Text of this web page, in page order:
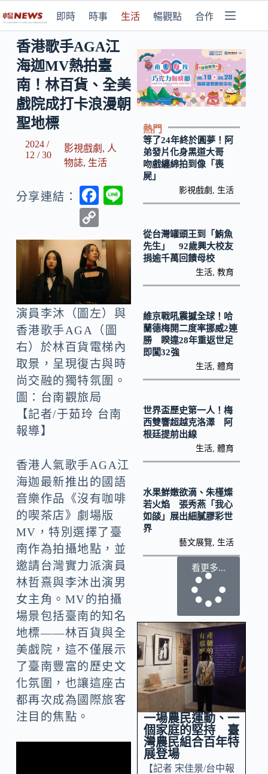
即時 時事 生活 暢觀點 合作媒體
香港歌手AGA江
海迦MV熱拍臺
南！林百貨、全美
戲院成打卡浪漫朝
聖地標
2024 /
12 / 30
影視戲劇 , 人
物誌, 生活
分享連結：
F
b
o
o
k
o
p
y
Li
n
k
演員李沐（圖左）與
香港歌手AGA（圖
右）於林百貨電梯內
取景，呈現復古與時
尚交融的獨特氛圍。
圖：台南觀旅局
【記者/于茹玲 台南
報導】
香港人氣歌手AGA江
海迦最新推出的國語
音樂作品《沒有咖啡
的喫茶店》劇場版
MV，特別選擇了臺
南作為拍攝地點，並
邀請台灣實力派演員
林哲熹與李沐出演男
女主角。MV的拍攝
場景包括臺南的知名
地標——林百貨與全
美戲院，這不僅展示
了臺南豐富的歷史文
化氛圍，也讓這座古
都再次成為國際旅客
注目的焦點。
熱門
等了24年終於圓夢！阿
弟發片化身黑道大哥
吻戲纏綿拍到像「喪
屍」
影視戲劇 生活
從台灣罐頭王到「鮪魚
先生」 92歲興大校友
捐逾千萬回饋母校
生活 ,教育
維京戰吼震撼全球！哈
蘭德梅開二度率挪威2連
勝 睽違28年重返世足
即闖32強
生活 ,體育
世界盃歷史第一人！梅
西雙響超越克洛澤 阿
根廷提前出線
生活 ,體育
水果鮮嫩欲滴、朱槿燦
若火焰 張秀燕「我心
如燄」展出細膩膠彩世
界
藝文展覽 生活
看更多...
一場農民運動、一
個家庭的堅持 臺
灣農民組合百年特
展登場
【記者 宋佳景/台中報